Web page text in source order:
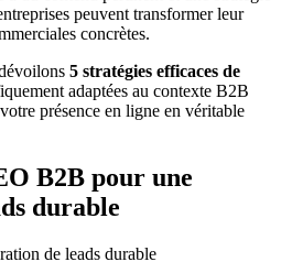
peuvent transformer leur
concrètes.
5 stratégies efficaces de
adaptées au contexte B2B
présence en ligne en véritable
B2B pour une
durable